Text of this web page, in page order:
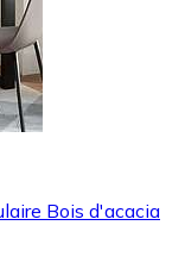
Bois d'acacia